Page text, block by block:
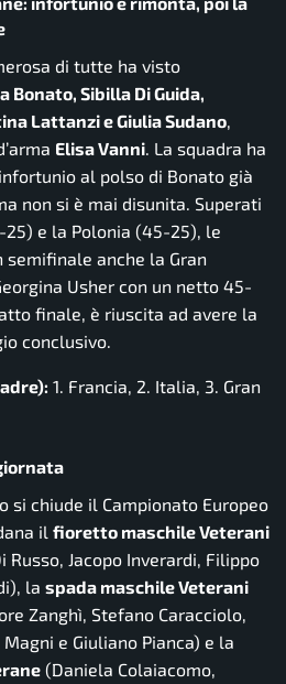
di tutte ha visto
Bonato, Sibilla Di Guida,
Lattanzi e Giulia Sudano,
Elisa Vanni. La squadra ha
al polso di Bonato già
non si è mai disunita. Superati
e la Polonia (45-25), le
anche la Gran
Usher con un netto 45-
finale, è riuscita ad avere la
conclusivo.
1. Francia, 2. Italia, 3. Gran
si chiude il Campionato Europeo
il fioretto maschile Veterani
Jacopo Inverardi, Filippo
la spada maschile Veterani
Zanghì, Stefano Caracciolo,
e Giuliano Pianca) e la
(Daniela Colaiacomo,